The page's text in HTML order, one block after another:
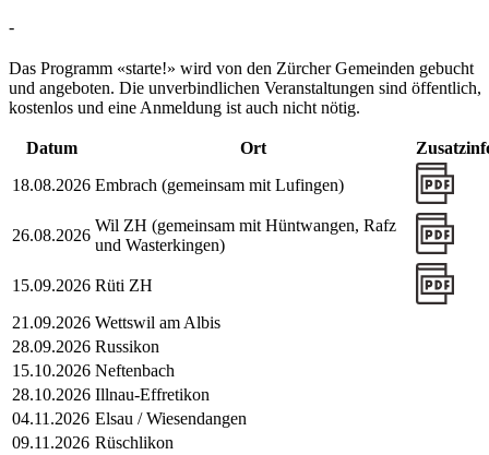
-
Das Programm «starte!» wird von den Zürcher Gemeinden gebucht
und angeboten. Die unverbindlichen Veranstaltungen sind öffentlich,
kostenlos und eine Anmeldung ist auch nicht nötig.
Datum Ort
18.08.2026 Embrach (gemeinsam mit Lufingen)
26.08.2026
Wil ZH (gemeinsam mit Hüntwangen, Rafz
und Wasterkingen)
15.09.2026 Rüti ZH
21.09.2026 Wettswil am Albis
28.09.2026 Russikon
15.10.2026 Neftenbach
28.10.2026 Illnau-Effretikon
04.11.2026 Elsau / Wiesendangen
09.11.2026 Rüschlikon